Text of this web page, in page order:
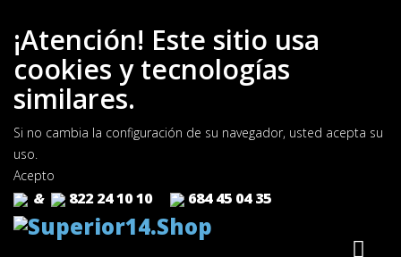
¡Atención! Este sitio usa
cookies y tecnologías
similares.
Si no cambia la configuración de su navegador, usted acepta su
uso.
Acepto
& 822 24 10 10 684 45 04 35